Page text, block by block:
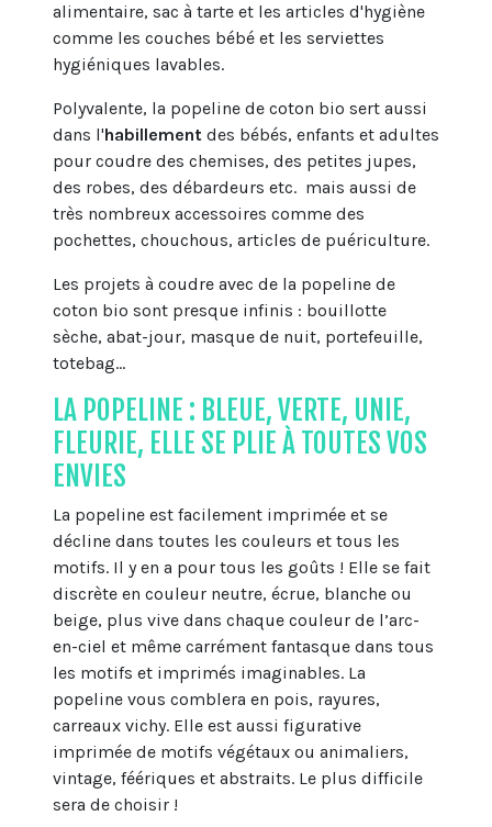
alimentaire, sac à tarte et les articles d'hygiène
comme les couches bébé et les serviettes
hygiéniques lavables.
Polyvalente, la popeline de coton bio sert aussi
dans l'habillement des bébés, enfants et adultes
pour coudre des chemises, des petites jupes,
des robes, des débardeurs etc. mais aussi de
très nombreux accessoires comme des
pochettes, chouchous, articles de puériculture.
Les projets à coudre avec de la popeline de
coton bio sont presque infinis : bouillotte
sèche, abat-jour, masque de nuit, portefeuille,
totebag...
LA POPELINE : BLEUE, VERTE, UNIE,
FLEURIE, ELLE SE PLIE À TOUTES VOS
ENVIES
La popeline est facilement imprimée et se
décline dans toutes les couleurs et tous les
motifs. Il y en a pour tous les goûts ! Elle se fait
discrète en couleur neutre, écrue, blanche ou
beige, plus vive dans chaque couleur de l’arc-
en-ciel et même carrément fantasque dans tous
les motifs et imprimés imaginables. La
popeline vous comblera en pois, rayures,
carreaux vichy. Elle est aussi figurative
imprimée de motifs végétaux ou animaliers,
vintage, féériques et abstraits. Le plus difficile
sera de choisir !